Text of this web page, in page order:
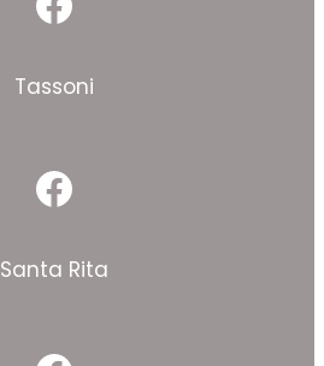
Facebook
Tassoni
Facebook
Santa Rita